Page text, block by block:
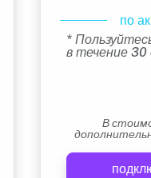
по
*
в течение
В